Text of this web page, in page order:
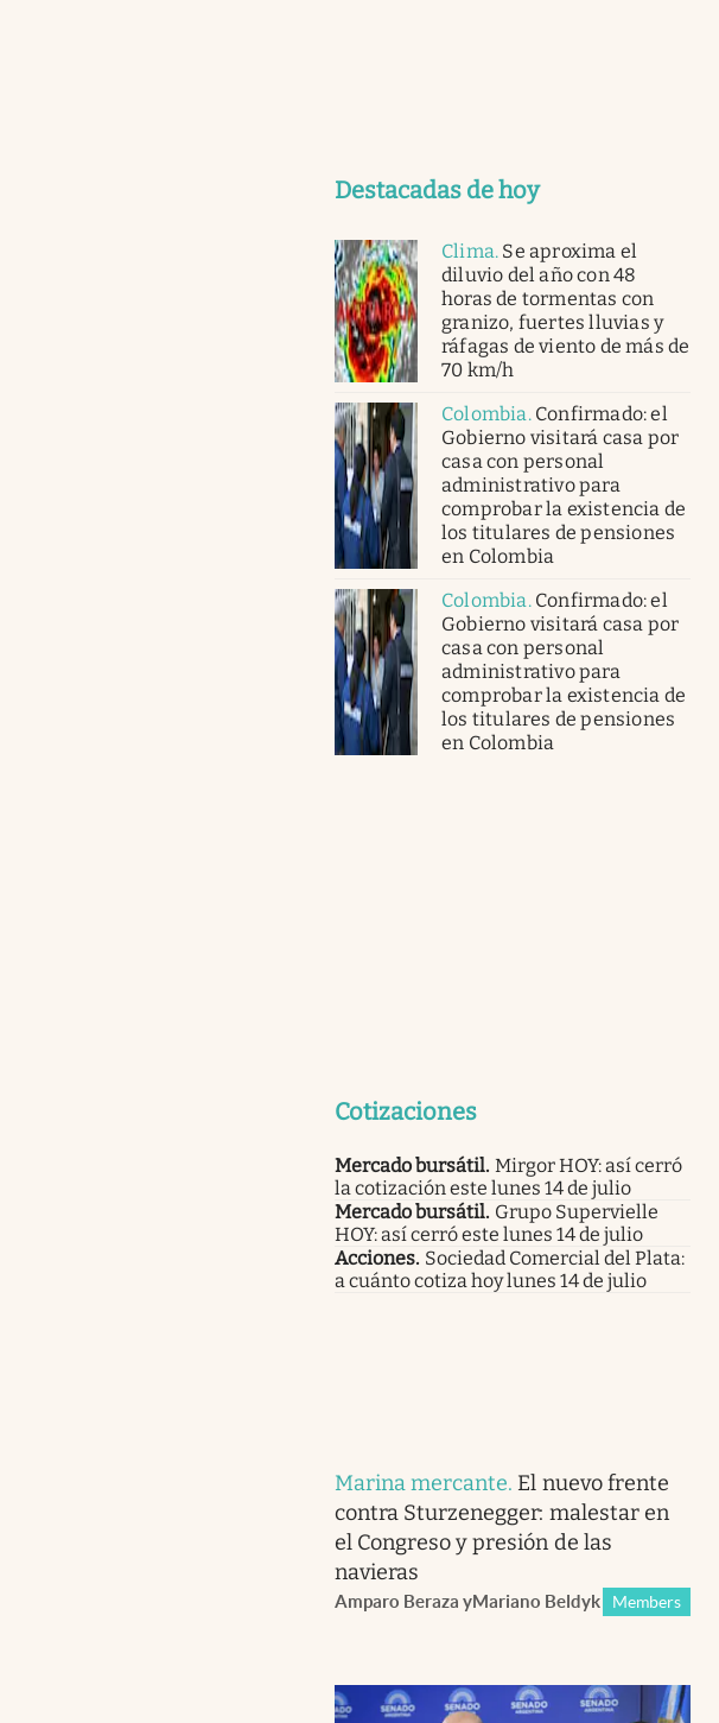
Destacadas de hoy
Clima. Se aproxima el
diluvio del año con 48
horas de tormentas con
granizo, fuertes lluvias y
ráfagas de viento de más de
70 km/h
Colombia. Confirmado: el
Gobierno visitará casa por
casa con personal
administrativo para
comprobar la existencia de
los titulares de pensiones
en Colombia
Colombia. Confirmado: el
Gobierno visitará casa por
casa con personal
administrativo para
comprobar la existencia de
los titulares de pensiones
en Colombia
Cotizaciones
Mercado bursátil. Mirgor HOY: así cerró
la cotización este lunes 14 de julio
Mercado bursátil. Grupo Supervielle
HOY: así cerró este lunes 14 de julio
Acciones. Sociedad Comercial del Plata:
a cuánto cotiza hoy lunes 14 de julio
Marina mercante. El nuevo frente
contra Sturzenegger: malestar en
el Congreso y presión de las
navieras
Amparo Beraza yMariano Beldyk Members